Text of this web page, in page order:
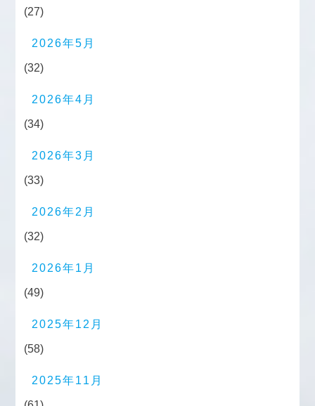
(27)
2026年5月
(32)
2026年4月
(34)
2026年3月
(33)
2026年2月
(32)
2026年1月
(49)
2025年12月
(58)
2025年11月